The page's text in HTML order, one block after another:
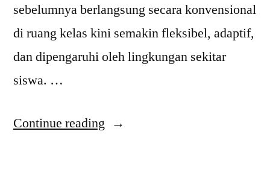
sebelumnya berlangsung secara konvensional
di ruang kelas kini semakin fleksibel, adaptif,
dan dipengaruhi oleh lingkungan sekitar
siswa. …
Continue reading “Perubahan